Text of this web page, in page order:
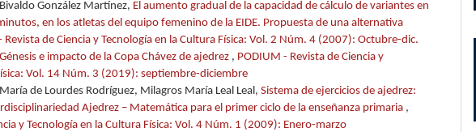
González Martínez, El aumento gradual de la capacidad de cálculo de variantes en
en los atletas del equipo femenino de la EIDE. Propuesta de una alternativa
Revista de Ciencia y Tecnología en la Cultura Física: Vol. 2 Núm. 4 (2007): Octubre-dic.
Génesis e impacto de la Copa Chávez de ajedrez , PODIUM - Revista de Ciencia y
Vol. 14 Núm. 3 (2019): septiembre-diciembre
de Lourdes Rodríguez, Milagros María Leal Leal, Sistema de ejercicios de ajedrez:
Ajedrez – Matemática para el primer ciclo de la enseñanza primaria ,
y Tecnología en la Cultura Física: Vol. 4 Núm. 1 (2009): Enero-marzo